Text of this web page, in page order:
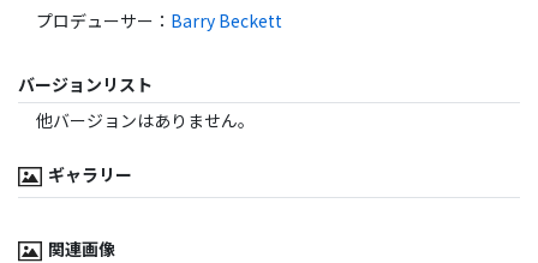
プロデューサー ： Barry Beckett
バージョンリスト
他バージョンはありません。
ギャラリー
関連画像